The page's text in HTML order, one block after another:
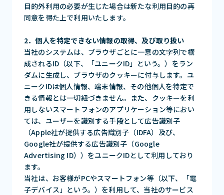
目的外利用の必要が生じた場合は新たな利用目的の再
同意を得た上で利用いたします。
2．個人を特定できない情報の取得、及び取り扱い
当社のシステムは、ブラウザごとに一意の文字列で構
成されるID（以下、「ユニークID」という。）をラン
ダムに生成し、ブラウザのクッキーに付与します。ユ
ニークIDは個人情報、端末情報、その他個人を特定で
きる情報とは一切紐づきません。また、クッキーを利
用しないスマートフォンのアプリケーション等におい
ては、ユーザーを識別する手段として広告識別子
（Apple社が提供する広告識別子（IDFA）及び、
Google社が提供する広告識別子（Google
Advertising ID））をユニークIDとして利用しており
ます。
当社は、お客様がPCやスマートフォン等（以下、「電
子デバイス」という。）を利用して、当社のサービス